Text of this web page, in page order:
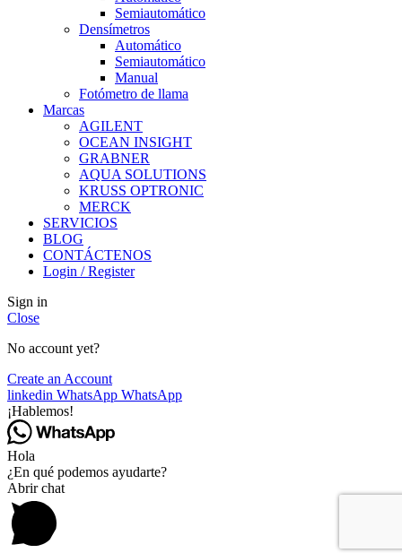
Semiautomático
Densímetros
Automático
Semiautomático
Manual
Fotómetro de llama
Marcas
AGILENT
OCEAN INSIGHT
GRABNER
AQUA SOLUTIONS
KRUSS OPTRONIC
MERCK
SERVICIOS
BLOG
CONTÁCTENOS
Login / Register
Sign in
Close
No account yet?
Create an Account
linkedin WhatsApp WhatsApp
¡Hablemos!
Hola
¿En qué podemos ayudarte?
Abrir chat